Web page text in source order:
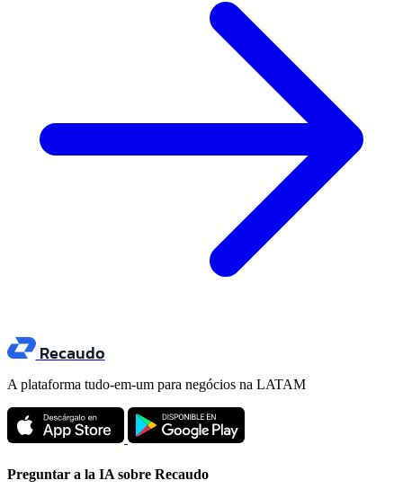
Recaudo
A plataforma tudo-em-um para negócios na LATAM
Preguntar a la IA sobre Recaudo